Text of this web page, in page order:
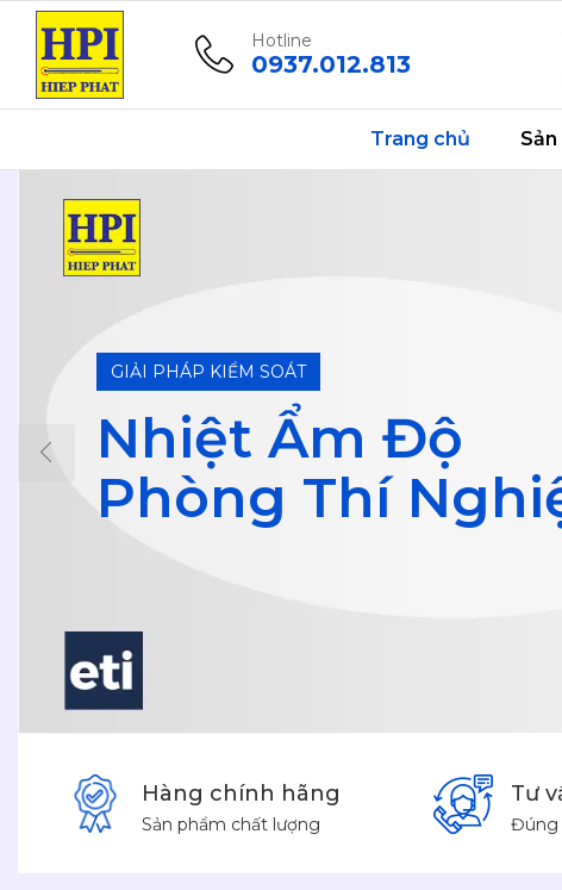
Hotline
0937.012.813
Trang chủ
GIẢI PHÁP KIỂM SOÁT
Nhiệt Ẩm Độ
Phòng Thí
Hàng chính hãng
Sản phẩm chất lượng
Tư
Đúng